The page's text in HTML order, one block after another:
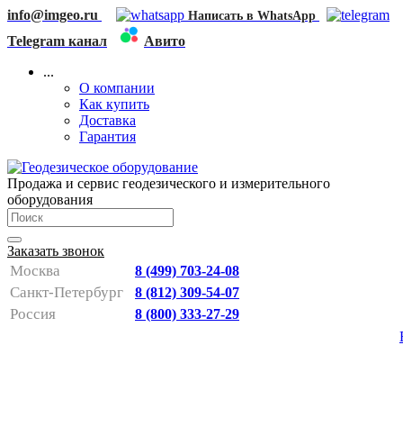
info@imgeo.ru Написать в WhatsApp
Telegram канал
Авито
...
О компании
Как купить
Доставка
Гарантия
Продажа и сервис геодезического и измерительного
оборудования
Заказать звонок
Москва 8 (499) 703-24-08
Санкт-Петербург 8 (812) 309-54-07
Россия
8 (800) 333-27-29